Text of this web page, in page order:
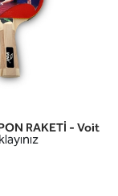
RAKETİ - Voit